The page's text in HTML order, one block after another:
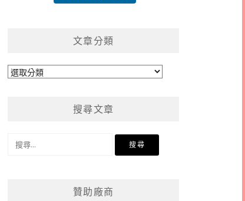
文章分類
文
搜尋文章
贊助廠商